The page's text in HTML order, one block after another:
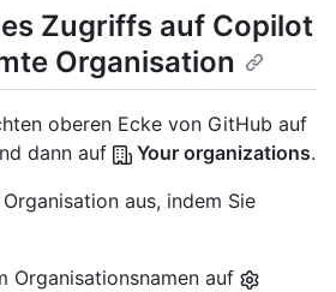
Zugriffs auf Copilot
Organisation
oberen Ecke von GitHub auf
dann auf
Your organizations.
aus, indem Sie
Organisationsnamen auf